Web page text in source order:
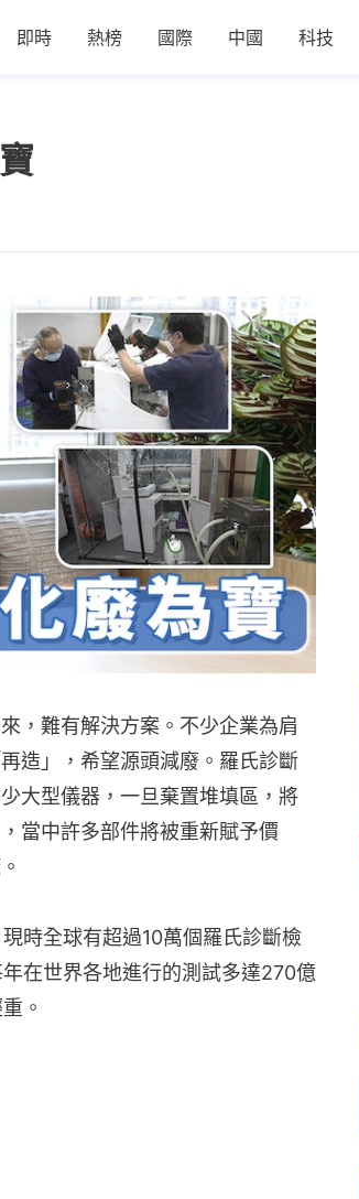
即時 熱榜 國際 中國 科技
，難有解決方案。不少企業為肩
造」，希望源頭減廢。羅氏診斷
大型儀器，一旦棄置堆填區，將
當中許多部件將被重新賦予價
時全球有超過10萬個羅氏診斷檢
在世界各地進行的測試多達270億
。